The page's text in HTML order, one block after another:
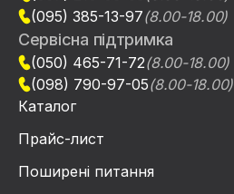
(095) 385-13-97(8.00-18.00)
Сервісна підтримка
(050) 465-71-72(8.00-18.00)
(098) 790-97-05(8.00-18.00)
Каталог
Прайс-лист
Поширені питання